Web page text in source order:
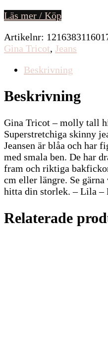
Läs mer / Köp
Artikelnr:
Gina Tricot, Jeans
Beskrivning
Beskrivning
Gina Tricot – molly tall
Superstretchiga skinny
Jeansen är blåa och har
med smala ben. De har
fram och riktiga
cm eller längre. Se
hitta din storlek. – Lila –
Relaterade